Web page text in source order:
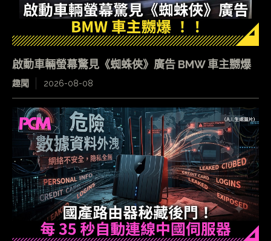
啟動車輛螢幕驚見《蜘蛛俠》廣告 BMW 車主嬲爆
趣聞 2026-08-08